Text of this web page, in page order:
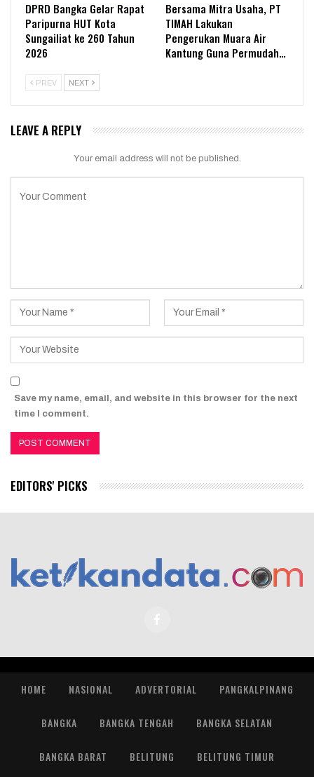
DPRD Bangka Gelar Rapat
Paripurna HUT Kota
Sungailiat ke 260 Tahun
2026
Bersama Mitra Usaha, PT
TIMAH Lakukan
Pengerukan Muara Air
Kantung Guna Permudah…
PREV NEXT
LEAVE A REPLY
Your email address will not be published.
Save my name, email, and website in this browser for the next
time I comment.
EDITORS' PICKS
HOME NASIONAL ADVERTORIAL PANGKALPINANG
BANGKA BANGKA TENGAH BANGKA SELATAN
BANGKA BARAT BELITUNG BELITUNG TIMUR